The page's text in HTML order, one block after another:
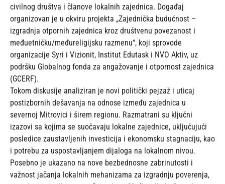
civilnog društva i članove lokalnih zajednica. Događaj
organizovan je u okviru projekta „Zajednička budućnost –
izgradnja otpornih zajednica kroz društvenu povezanost i
međuetničku/međureligijsku razmenu“, koji sprovode
organizacije Syri i Vizionit, Institut Edutask i NVO Aktiv, uz
podršku Globalnog fonda za angažovanje i otpornost zajednica
(GCERF).
Tokom diskusije analiziran je novi politički pejzaž i uticaj
postizbornih dešavanja na odnose između zajednica u
severnoj Mitrovici i širem regionu. Razmatrani su ključni
izazovi sa kojima se suočavaju lokalne zajednice, uključujući
posledice zaustavljenih investicija i ekonomsku stagnaciju, kao
i potrebu za uspostavljanjem dijaloga na lokalnom nivou.
Posebno je ukazano na nove bezbednosne zabrinutosti i
važnost jačanja lokalnih mehanizama za izgradnju poverenja,